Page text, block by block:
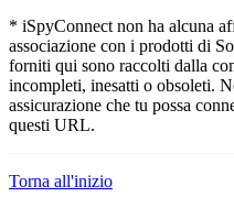
* iSpyConnect non ha alcuna
associazione con i prodotti di
forniti qui sono raccolti dalla
incompleti, inesatti o obsoleti.
assicurazione che tu possa
questi URL.
Torna all'inizio